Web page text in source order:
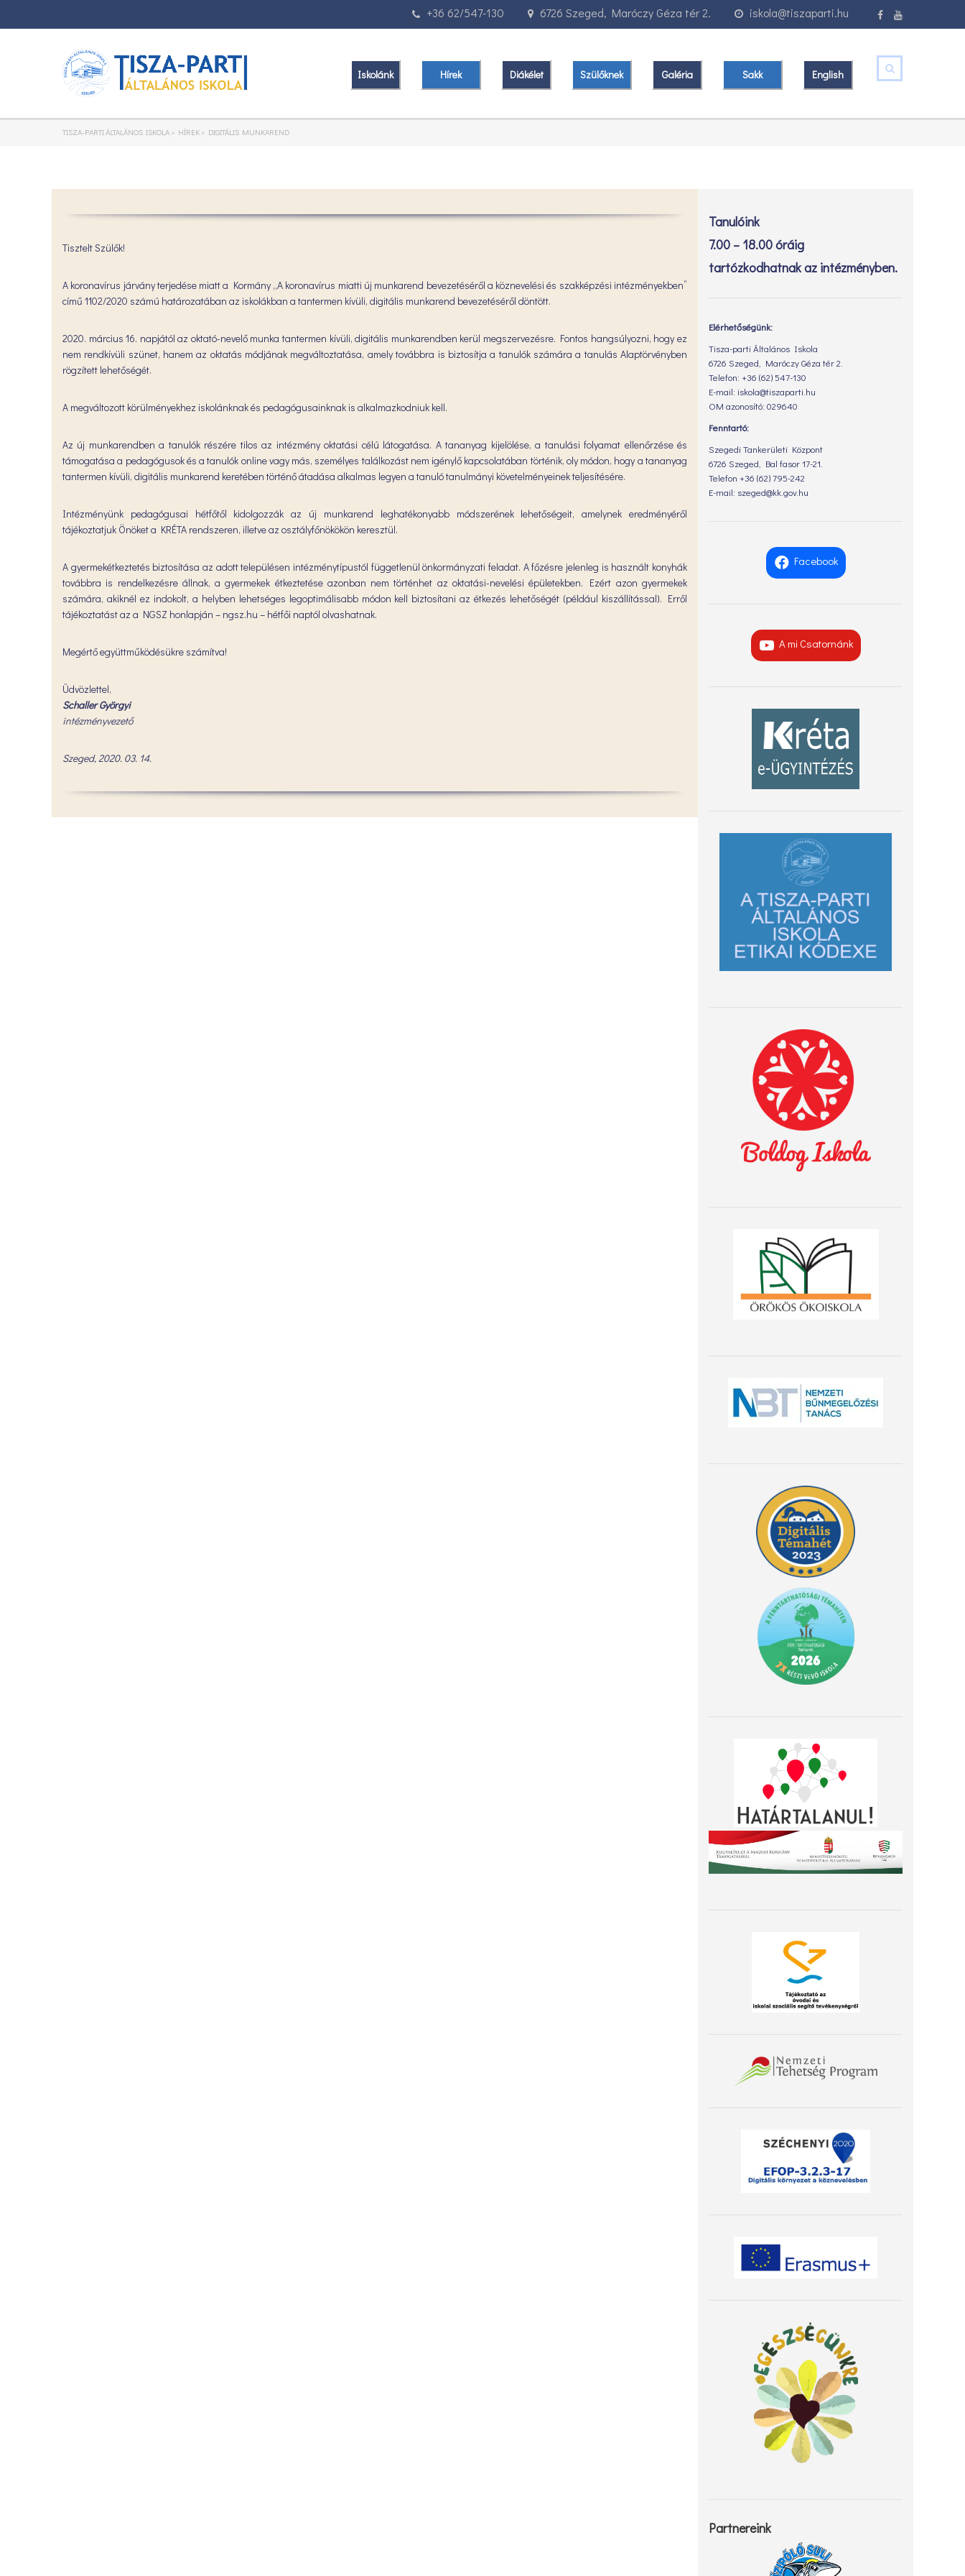
iskola@tiszaparti.hu
6726 Szeged, Maróczy Géza tér 2.
+36 62/547-130
Iskolánk Hírek Diákélet Szülőknek Galéria Sakk English
TISZA-PARTI ÁLTALÁNOS ISKOLA > HÍREK > DIGITÁLIS MUNKAREND
Tisztelt Szülők!
A koronavírus járvány terjedése miatt a Kormány „A koronavírus miatti új munkarend bevezetéséről a köznevelési és szakképzési intézményekben”
című 1102/2020 számú határozatában az iskolákban a tantermen kívüli, digitális munkarend bevezetéséről döntött.
2020. március 16. napjától az oktató-nevelő munka tantermen kívüli, digitális munkarendben kerül megszervezésre. Fontos hangsúlyozni, hogy ez
nem rendkívüli szünet, hanem az oktatás módjának megváltoztatása, amely továbbra is biztosítja a tanulók számára a tanulás Alaptörvényben
rögzített lehetőségét.
A megváltozott körülményekhez iskolánknak és pedagógusainknak is alkalmazkodniuk kell.
Az új munkarendben a tanulók részére tilos az intézmény oktatási célú látogatása. A tananyag kijelölése, a tanulási folyamat ellenőrzése és
támogatása a pedagógusok és a tanulók online vagy más, személyes találkozást nem igénylő kapcsolatában történik, oly módon, hogy a tananyag
tantermen kívüli, digitális munkarend keretében történő átadása alkalmas legyen a tanuló tanulmányi követelményeinek teljesítésére.
Intézményünk pedagógusai hétfőtől kidolgozzák az új munkarend leghatékonyabb módszerének lehetőségeit, amelynek eredményéről
tájékoztatjuk Önöket a KRÉTA rendszeren, illetve az osztályfőnökökön keresztül.
A gyermekétkeztetés biztosítása az adott településen intézménytípustól függetlenül önkormányzati feladat. A főzésre jelenleg is használt konyhák
továbbra is rendelkezésre állnak, a gyermekek étkeztetése azonban nem történhet az oktatási-nevelési épületekben. Ezért azon gyermekek
számára, akiknél ez indokolt, a helyben lehetséges legoptimálisabb módon kell biztosítani az étkezés lehetőségét (például kiszállítással). Erről
tájékoztatást az a NGSZ honlapján – ngsz.hu – hétfői naptól olvashatnak.
Megértő együttműködésükre számítva!
Üdvözlettel,
Schaller Györgyi
intézményvezető
Szeged, 2020. 03. 14.
Tanulóink
7.00 – 18.00 óráig
tartózkodhatnak az intézményben.
Elérhetőségünk:
Tisza-parti Általános Iskola
6726 Szeged, Maróczy Géza tér 2.
Telefon: +36 (62) 547-130
E-mail: iskola@tiszaparti.hu
OM azonosító: 029640
Fenntartó:
Szegedi Tankerületi Központ
6726 Szeged, Bal fasor 17-21.
Telefon +36 (62) 795-242
E-mail: szeged@kk.gov.hu
Facebook
A mi Csatornánk
Partnereink